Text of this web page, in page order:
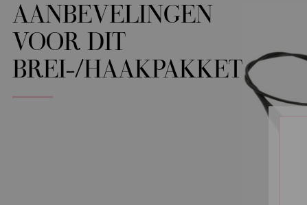
AANBEVELINGEN
VOOR DIT
BREI-/HAAKPAKKET